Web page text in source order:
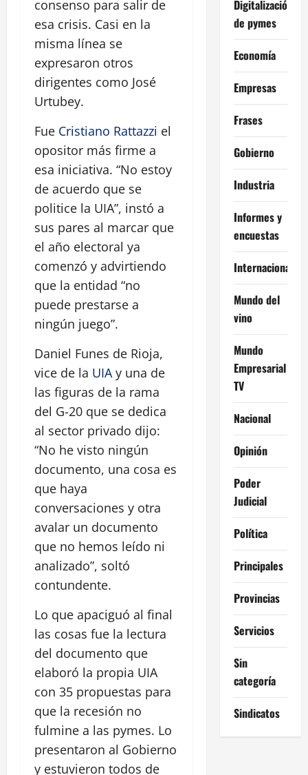
consenso para salir de
esa crisis. Casi en la
misma línea se
expresaron otros
dirigentes como José
Urtubey.
Fue Cristiano Rattazzi el
opositor más firme a
esa iniciativa. “No estoy
de acuerdo que se
politice la UIA”, instó a
sus pares al marcar que
el año electoral ya
comenzó y advirtiendo
que la entidad “no
puede prestarse a
ningún juego”.
Daniel Funes de Rioja,
vice de la UIA y una de
las figuras de la rama
del G-20 que se dedica
al sector privado dijo:
“No he visto ningún
documento, una cosa es
que haya
conversaciones y otra
avalar un documento
que no hemos leído ni
analizado”, soltó
contundente.
Lo que apaciguó al final
las cosas fue la lectura
del documento que
elaboró la propia UIA
con 35 propuestas para
que la recesión no
fulmine a las pymes. Lo
presentaron al Gobierno
y estuvieron todos de
Digitalización
de pymes
Economía
Empresas
Frases
Gobierno
Industria
Informes y
encuestas
Internacional
Mundo del
vino
Mundo
Empresarial
TV
Nacional
Opinión
Poder
Judicial
Política
Principales
Provincias
Servicios
Sin
categoría
Sindicatos